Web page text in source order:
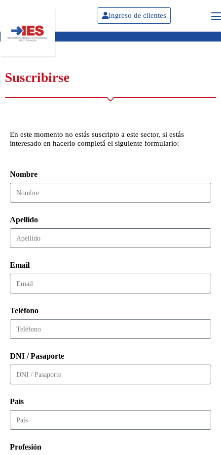
Ingreso de clientes
Suscribirse
En este momento no estás suscripto a este sector, si estás
interesado en hacerlo completá el siguiente formulario:
Nombre
Apellido
Email
Teléfono
DNI / Pasaporte
País
Profesión